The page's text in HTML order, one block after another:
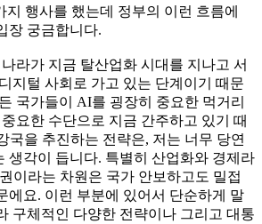
지 행사를 했는데 정부의 이런 흐름에
장 궁금합니다.
라가 지금 탈산업화 시대를 지나고 서
지털 사회로 가고 있는 단계이기 때문
국가들이 AI를 굉장히 중요한 먹거리
요한 수단으로 지금 간주하고 있기 때
국을 추진하는 전략은, 저는 너무 당연
생각이 듭니다. 특별히 산업화와 경제라
이라는 차원은 국가 안보하고도 밀접
에요. 이런 부분에 있어서 단순하게 말
구체적인 다양한 전략이나 그리고 대통